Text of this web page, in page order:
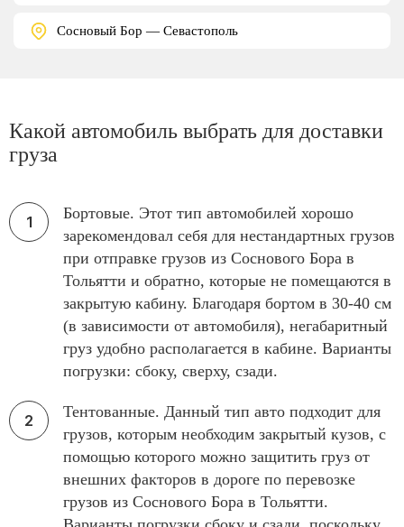
Сосновый Бор — Севастополь
Какой автомобиль выбрать для доставки
груза
Бортовые. Этот тип автомобилей хорошо
зарекомендовал себя для нестандартных грузов
при отправке грузов из Соснового Бора в
Тольятти и обратно, которые не помещаются в
закрытую кабину. Благодаря бортом в 30-40 см
(в зависимости от автомобиля), негабаритный
груз удобно располагается в кабине. Варианты
погрузки: сбоку, сверху, сзади.
Тентованные. Данный тип авто подходит для
грузов, которым необходим закрытый кузов, с
помощью которого можно защитить груз от
внешних факторов в дороге по перевозке
грузов из Соснового Бора в Тольятти.